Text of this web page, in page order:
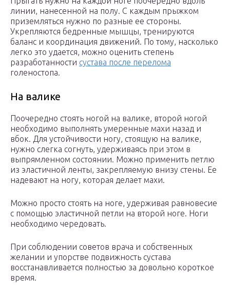
линии, нанесенной на полу. С каждым прыжком
приземляться нужно по разные ее стороны.
Укрепляются бедренные мышцы, тренируются
баланс и координация движений. По тому, насколько
легко это удается, можно оценить степень
разработанности сустава после перелома
голеностопа.
На валике
Поочередно стоять ногой на валике, второй ногой
необходимо выполнять умеренные махи назад и
вбок. Для устойчивости ногу, стоящую на валике,
нужно слегка согнуть, удерживаясь при этом в
выпрямленном состоянии. Можно применить петлю
из эластичной ленты, закрепляемую внизу стены. Ее
надевают на ногу, которая делает махи.
Можно просто стоять на ноге, удерживая равновесие
с помощью эластичной петли на второй ноге. Ноги
необходимо чередовать.
При соблюдении советов врача и собственных
желании и упорстве подвижность сустава
восстанавливается полностью за довольно короткое
время.